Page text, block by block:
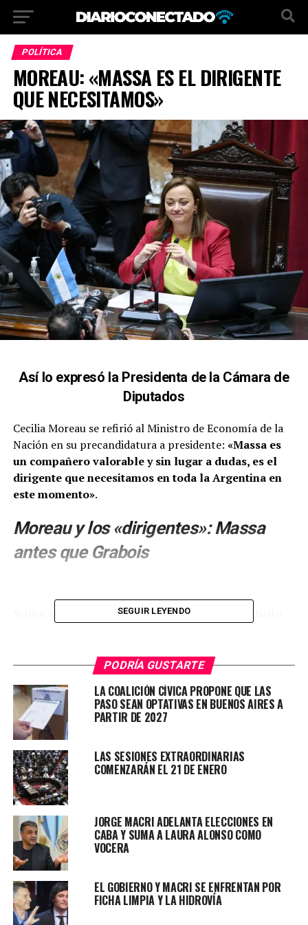
POLÍTICA
MOREAU: «MASSA ES EL DIRIGENTE
QUE NECESITAMOS»
Así lo expresó la Presidenta de la Cámara de
Diputados
Cecilia Moreau se refirió al Ministro de Economía de la
Nación en su precandidatura a presidente: «Massa es
un compañero valorable y sin lugar a dudas, es el
dirigente que necesitamos en toda la Argentina en
este momento».
Moreau y los «dirigentes»: Massa
antes que Grabois
Si bien todo el oficialismo le brindó su apoyo explícito
espacio que valoro, le tengo afecto, pero Massa es el
dirigente que la Argentina necesita para la
Presidencia. Juan es un compañero y un amigo, y sé
que desde el lunes va a trabajar codo a codo con
Sergio».
SEGUIR LEYENDO
PODRÍA GUSTARTE
LA COALICIÓN CÍVICA PROPONE QUE LAS
PASO SEAN OPTATIVAS EN BUENOS AIRES A
PARTIR DE 2027
LAS SESIONES EXTRAORDINARIAS
COMENZARÁN EL 21 DE ENERO
JORGE MACRI ADELANTA ELECCIONES EN
CABA Y SUMA A LAURA ALONSO COMO
VOCERA
EL GOBIERNO Y MACRI SE ENFRENTAN POR
FICHA LIMPIA Y LA HIDROVÍA